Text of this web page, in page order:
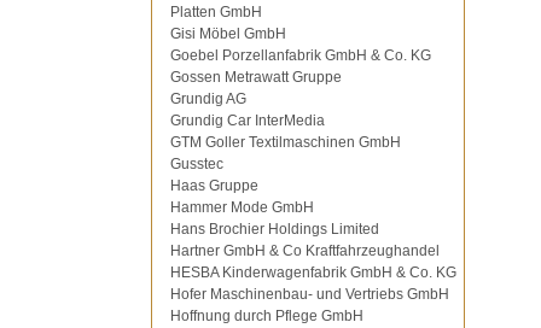
Platten GmbH
Gisi Möbel GmbH
Goebel Porzellanfabrik GmbH & Co. KG
Gossen Metrawatt Gruppe
Grundig AG
Grundig Car InterMedia
GTM Goller Textilmaschinen GmbH
Gusstec
Haas Gruppe
Hammer Mode GmbH
Hans Brochier Holdings Limited
Hartner GmbH & Co Kraftfahrzeughandel
HESBA Kinderwagenfabrik GmbH & Co. KG
Hofer Maschinenbau- und Vertriebs GmbH
Hoffnung durch Pflege GmbH